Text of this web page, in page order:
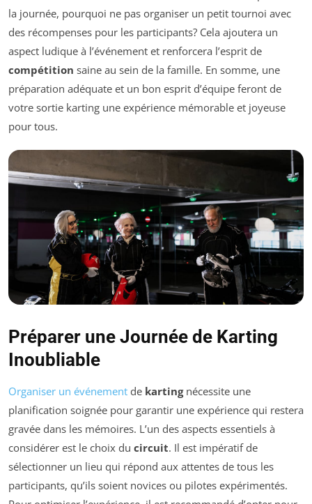
la journée, pourquoi ne pas organiser un petit tournoi avec
des récompenses pour les participants? Cela ajoutera un
aspect ludique à l’événement et renforcera l’esprit de
compétition saine au sein de la famille. En somme, une
préparation adéquate et un bon esprit d’équipe feront de
votre sortie karting une expérience mémorable et joyeuse
pour tous.
Préparer une Journée de Karting
Inoubliable
Organiser un événement de kartingnécessite une
planification soignée pour garantir une expérience qui restera
gravée dans les mémoires. L’un des aspects essentiels à
considérer est le choix du circuit. Il est impératif de
sélectionner un lieu qui répond aux attentes de tous les
participants, qu’ils soient novices ou pilotes expérimentés.